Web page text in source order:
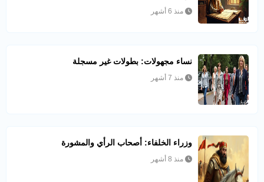
منذ 6 أشهر
نساء مجهولات: بطولات غير مسجلة
منذ 7 أشهر
وزراء الخلفاء: أصحاب الرأي والمشورة
منذ 8 أشهر